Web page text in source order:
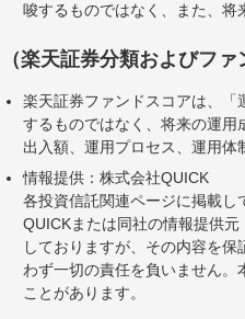
唆するものではなく、また、
（楽天証券分類およびフ
楽天証券ファンドスコアは、
するものではなく、将来の運
出入額、運用プロセス、運用
情報提供：株式会社QUICK
各投資信託関連ページに掲載
QUICKまたは同社の情報提供
しておりますが、その内容を
わず一切の責任を負いません
ことがあります。